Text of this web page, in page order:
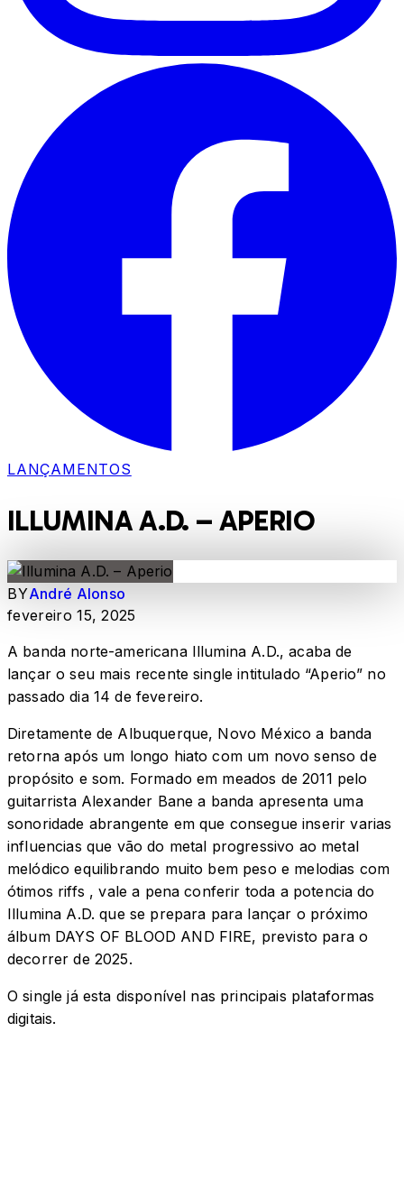
LANÇAMENTOS
ILLUMINA A.D. – APERIO
BYAndré Alonso
fevereiro 15, 2025
A banda norte-americana Illumina A.D., acaba de
lançar o seu mais recente single intitulado “Aperio” no
passado dia 14 de fevereiro.
Diretamente de Albuquerque, Novo México a banda
retorna após um longo hiato com um novo senso de
propósito e som. Formado em meados de 2011 pelo
guitarrista Alexander Bane a banda apresenta uma
sonoridade abrangente em que consegue inserir varias
influencias que vão do metal progressivo ao metal
melódico equilibrando muito bem peso e melodias com
ótimos riffs , vale a pena conferir toda a potencia do
Illumina A.D. que se prepara para lançar o próximo
álbum DAYS OF BLOOD AND FIRE, previsto para o
decorrer de 2025.
O single já esta disponível nas principais plataformas
digitais.